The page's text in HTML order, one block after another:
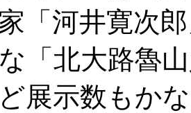
「河井寛次
「北大路魯
展示数もか